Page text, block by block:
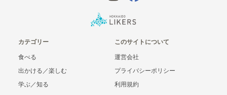
カテゴリー
食べる
出かける／楽しむ
学ぶ／知る
このサイトについて
運営会社
プライバシーポリシー
利用規約